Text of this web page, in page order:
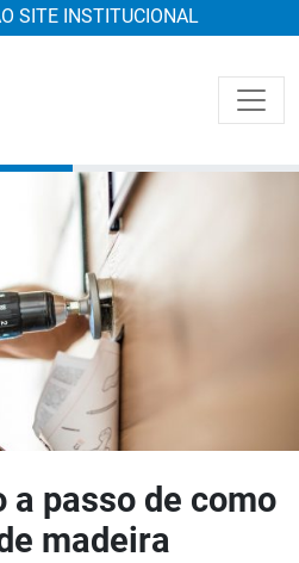
SITE INSTITUCIONAL
a passo de como
madeira